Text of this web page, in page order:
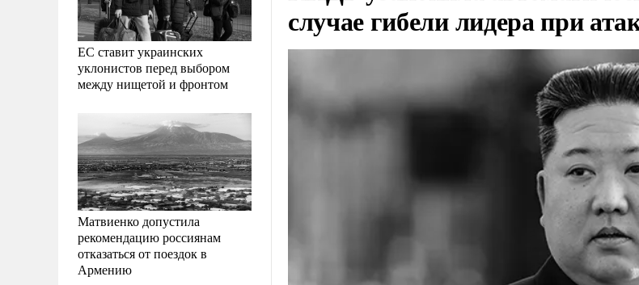
ЕС ставит украинских
уклонистов перед выбором
между нищетой и фронтом
Матвиенко допустила
рекомендацию россиянам
отказаться от поездок в
Армению
случае гибели лидера при